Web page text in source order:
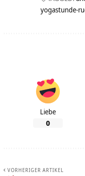
yogastunde-
Liebe
0
VORHERIGER ARTIKEL